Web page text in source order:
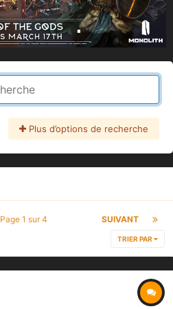
Plus d’options de recherche
SUIVANT
Page 1 sur 4
TRIER PAR